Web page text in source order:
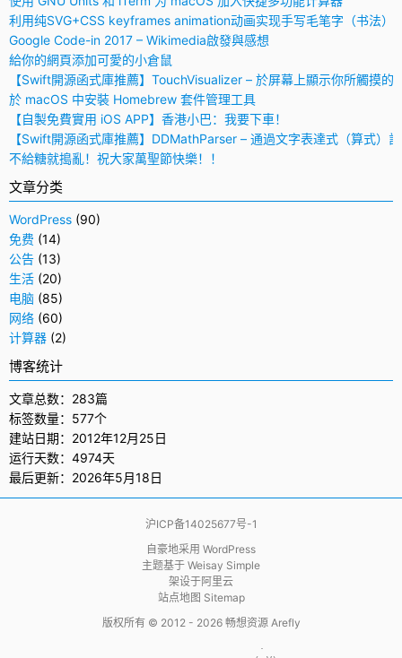
利用纯SVG+CSS keyframes animation动画实现手写毛笔字（书法）
Google Code-in 2017 – Wikimedia啟發與感想
給你的網頁添加可愛的小倉鼠
【Swift開源函式庫推薦】TouchVisualizer – 於屏幕上顯示你所觸摸的
於 macOS 中安裝 Homebrew 套件管理工具
【自製免費實用 iOS APP】香港小巴：我要下車！
【Swift開源函式庫推薦】DDMathParser – 通過文字表達式（算式）
不給糖就搗亂！祝大家萬聖節快樂！！
文章分类
WordPress (90)
免费 (14)
公告 (13)
生活 (20)
电脑 (85)
网络 (60)
计算器 (2)
博客统计
文章总数：283篇
标签数量：577个
建站日期：2012年12月25日
运行天数：4974天
最后更新：2026年5月18日
沪ICP备14025677号-1
自豪地采用 WordPress
主题基于 Weisay Simple
架设于阿里云
站点地图 Sitemap
版权所有 © 2012 - 2026 畅想资源 Arefly
                     .